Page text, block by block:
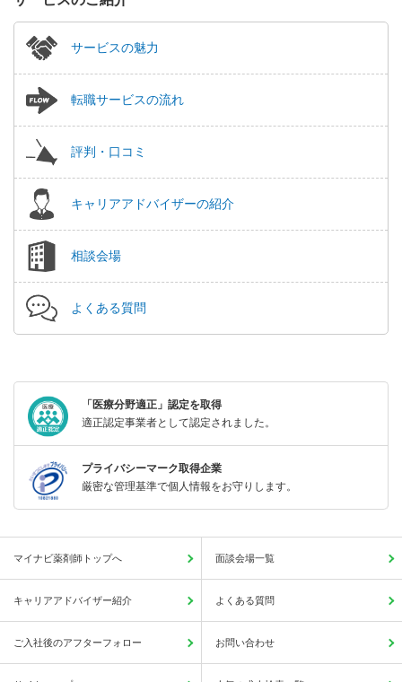
サービスの魅力
転職サービスの流れ
評判・口コミ
キャリアアドバイザーの紹介
相談会場
よくある質問
「医療分野適正」認定を取得
適正認定事業者として認定されました。
プライバシーマーク取得企業
厳密な管理基準で個人情報をお守りします。
マイナビ薬剤師トップへ 面談会場一覧
キャリアアドバイザー紹介 よくある質問
ご入社後のアフターフォロー お問い合わせ